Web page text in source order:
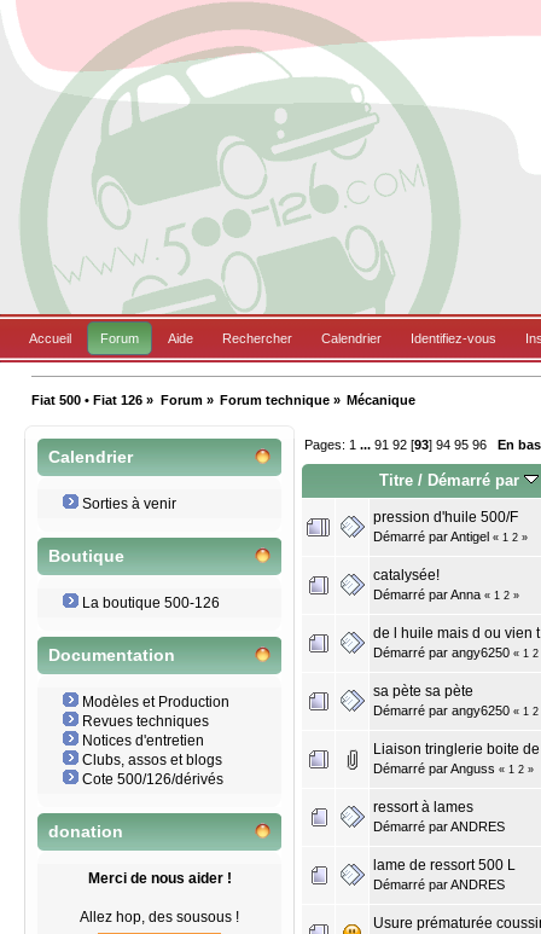
Accueil Forum Aide Rechercher Calendrier Identifiez-vous
Fiat 500 • Fiat 126 » Forum» Forum technique» Mécanique
Calendrier
Sorties à venir
Boutique
La boutique 500-126
Documentation
Modèles et Production
Revues techniques
Notices d'entretien
Clubs, assos et blogs
Cote 500/126/dérivés
donation
Merci de nous aider !
Allez hop, des sousous !
Pages: 1 ...91 92 [93]94 95 96 En bas
Titre / Démarré par
pression d'huile 500/F
Démarré parAntigel « 1 2 »
catalysée!
Démarré parAnna « 1 2 »
de l huile mais d ou vien
Démarré par angy6250 « 1 2
sa pète sa pète
Démarré par angy6250 « 1 2
Liaison tringlerie boite
Démarré parAnguss « 1 2 »
ressort à lames
Démarré parANDRES
lame de ressort 500 L
Démarré parANDRES
Usure prématurée